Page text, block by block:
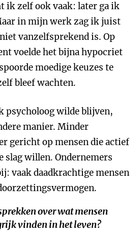
ik zelf ook vaak: later ga ik
in mijn werk zag ik juist
vanzelfsprekend is. Op
voelde het bijna hypocriet
moedige keuzes te
bleef wachten.
psycholoog wilde blijven,
manier. Minder
gericht op mensen die actief
slag willen. Ondernemers
vaak daadkrachtige mensen
over wat mensen
vinden in het leven?